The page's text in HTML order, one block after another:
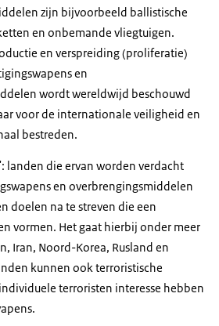
zijn bijvoorbeeld ballistische
en onbemande vliegtuigen.
en verspreiding (proliferatie)
en
wordt wereldwijd beschouwd
voor de internationale veiligheid en
bestreden.
landen die ervan worden verdacht
en overbrengingsmiddelen
doelen na te streven die een
vormen. Het gaat hierbij onder meer
Iran, Noord-Korea, Rusland en
kunnen ook terroristische
terroristen interesse hebben